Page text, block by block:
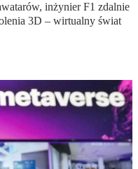
inżynier F1 zdalnie
3D – wirtualny świat